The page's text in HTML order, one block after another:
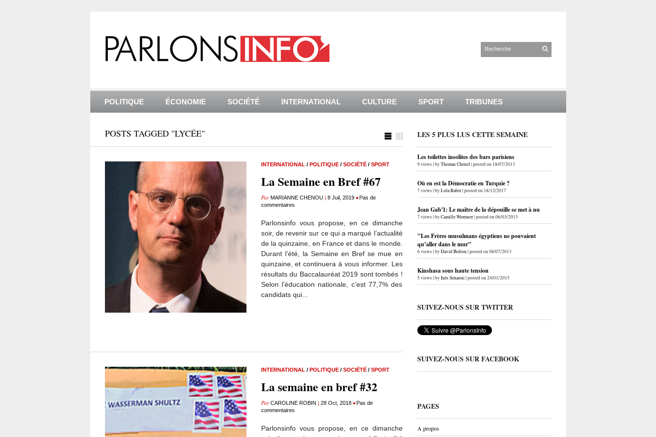
POLITIQUE ÉCONOMIE SOCIÉTÉ INTERNATIONAL CULTURE SPORT TRIBUNES
POSTS TAGGED "LYCÉE"
INTERNATIONAL / POLITIQUE/ SOCIÉTÉ/ SPORT
La Semaine en Bref #67
ParMARIANNE CHENOU| 8 Juil, 2019 •Pas de
commentaires
Parlonsinfo vous propose, en ce dimanche
soir, de revenir sur ce qui a marqué l’actualité
de la quinzaine, en France et dans le monde.
Durant l’été, la Semaine en Bref se mue en
quinzaine, et continuera à vous informer. Les
résultats du Baccalauréat 2019 sont tombés !
Selon l’éducation nationale, c’est 77,7% des
candidats qui...
INTERNATIONAL / POLITIQUE/ SOCIÉTÉ/ SPORT
La semaine en bref #32
ParCAROLINE ROBIN | 28 Oct, 2018 •Pas de
commentaires
Parlonsinfo vous propose, en ce dimanche
LES 5 PLUS LUS CETTE SEMAINE
Les toilettes insolites des bars parisiens
9 views|byThomas Chenel |posted on 18/07/2013
Où en est la Démocratie en Turquie ?
7 views|byLola Raber|posted on 18/12/2017
Jean Gab'1: Le maître de la dépouille se met à nu
7 views|byCamille Wormser|posted on 06/03/2013
"Les Frères musulmans égyptiens ne pouvaient
qu’aller dans le mur"
6 views|byDavid Bolton|posted on 08/07/2013
Kinshasa sous haute tension
5 views|byInès Senaoui |posted on 24/01/2015
SUIVEZ-NOUS SUR TWITTER
SUIVEZ-NOUS SUR FACEBOOK
PAGES
A propos